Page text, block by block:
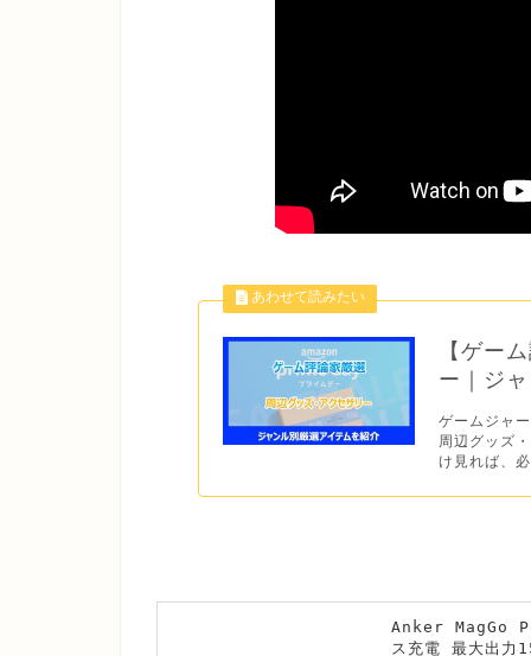
【ゲー
ー｜ジ
ゲームジャ
周辺グッズ
け見れば、
Anker MagGo
ス充電 最大出力